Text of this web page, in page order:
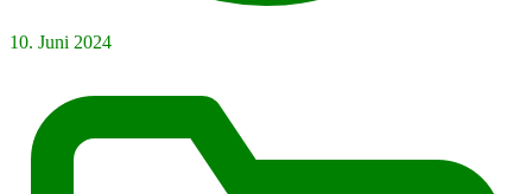
10. Juni 2024